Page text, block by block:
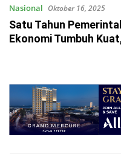
Nasional Oktober 16, 2025
Satu Tahun
Ekonomi Tumbuh